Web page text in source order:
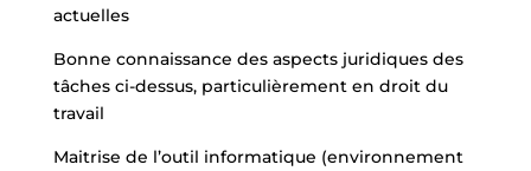
actuelles
Bonne connaissance des aspects juridiques des
tâches ci-dessus, particulièrement en droit du
travail
Maitrise de l’outil informatique (environnement